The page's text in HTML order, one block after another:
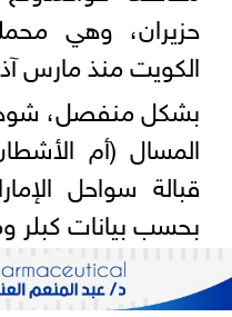
حزيران، وهي
الكويت منذ مارس
بشكل منفصل،
المسال (أم
قبالة سواحل
بحسب بيانات كبلر